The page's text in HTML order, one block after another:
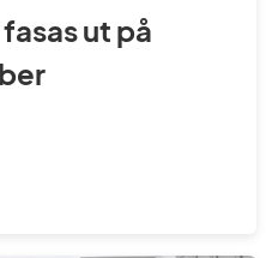
ut på